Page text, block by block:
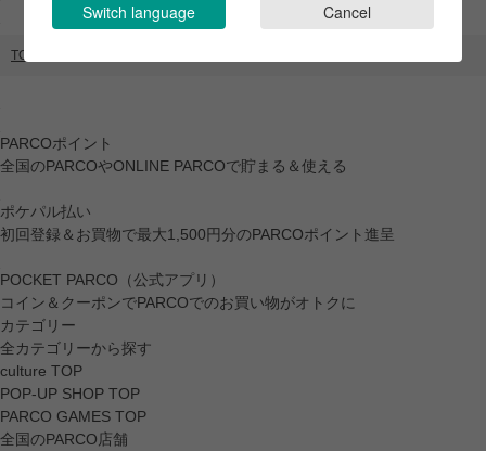
TOP
PARCOポイント
全国のPARCOやONLINE PARCOで貯まる＆使える
ポケパル払い
初回登録＆お買物で最大1,500円分のPARCOポイント進呈
POCKET PARCO（公式アプリ）
コイン＆クーポンでPARCOでのお買い物がオトクに
カテゴリー
全カテゴリーから探す
culture TOP
POP-UP SHOP TOP
PARCO GAMES TOP
全国のPARCO店舗
Switch language Cancel